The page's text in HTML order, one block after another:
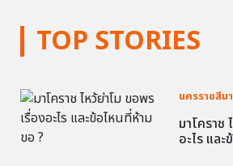
TOP STORIES
นครราชสีมา
มาโคราช
อะไร แล